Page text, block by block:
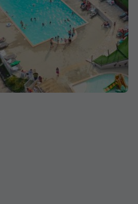
288 €